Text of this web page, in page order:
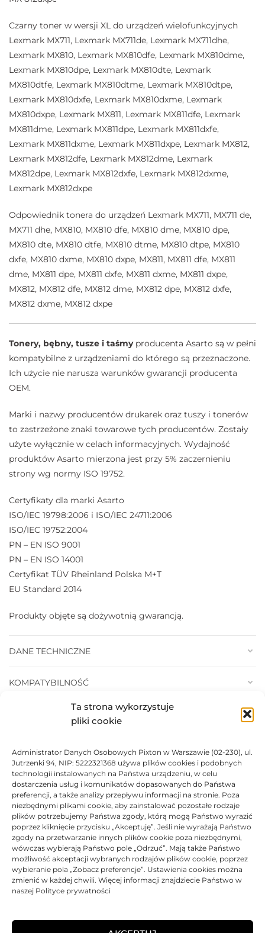
Ta strona wykorzystuje
pliki cookie
Administrator Danych Osobowych Pixton w Warszawie (02-230), ul.
Jutrzenki 94, NIP: 5222321368 używa plików cookies i podobnych
technologii instalowanych na Państwa urządzeniu, w celu
dostarczenia usług i komunikatów dopasowanych do Państwa
preferencji, a także analizy przepływu informacji na stronie. Poza
niezbędnymi plikami cookie, aby zainstalować pozostałe rodzaje
plików potrzebujemy Państwa zgody, którą mogą Państwo wyrazić
poprzez kliknięcie przycisku „Akceptuję”. Jeśli nie wyrażają Państwo
zgody na przetwarzanie innych plików cookie poza niezbędnymi,
wówczas wybierają Państwo pole „Odrzuć”. Mają także Państwo
możliwość akceptacji wybranych rodzajów plików cookie, poprzez
wybieranie pola „Zobacz preferencje”. Ustawienia cookies można
zmienić w każdej chwili. Więcej informacji znajdziecie Państwo w
naszej Polityce prywatności
Czarny toner w wersji XL do urządzeń wielofunkcyjnych
Lexmark MX711, Lexmark MX711de, Lexmark MX711dhe,
Lexmark MX810, Lexmark MX810dfe, Lexmark MX810dme,
Lexmark MX810dpe, Lexmark MX810dte, Lexmark
MX810dtfe, Lexmark MX810dtme, Lexmark MX810dtpe,
Lexmark MX810dxfe, Lexmark MX810dxme, Lexmark
MX810dxpe, Lexmark MX811, Lexmark MX811dfe, Lexmark
MX811dme, Lexmark MX811dpe, Lexmark MX811dxfe,
Lexmark MX811dxme, Lexmark MX811dxpe, Lexmark MX812,
Lexmark MX812dfe, Lexmark MX812dme, Lexmark
MX812dpe, Lexmark MX812dxfe, Lexmark MX812dxme,
Lexmark MX812dxpe
Odpowiednik tonera do urządzeń Lexmark MX711, MX711 de,
MX711 dhe, MX810, MX810 dfe, MX810 dme, MX810 dpe,
MX810 dte, MX810 dtfe, MX810 dtme, MX810 dtpe, MX810
dxfe, MX810 dxme, MX810 dxpe, MX811, MX811 dfe, MX811
dme, MX811 dpe, MX811 dxfe, MX811 dxme, MX811 dxpe,
MX812, MX812 dfe, MX812 dme, MX812 dpe, MX812 dxfe,
MX812 dxme, MX812 dxpe
Tonery, bębny, tusze i taśmyproducenta Asarto są w pełni
kompatybilne z urządzeniami do którego są przeznaczone.
Ich użycie nie narusza warunków gwarancji producenta
OEM.
Marki i nazwy producentów drukarek oraz tuszy i tonerów
to zastrzeżone znaki towarowe tych producentów. Zostały
użyte wyłącznie w celach informacyjnych. Wydajność
produktów Asarto mierzona jest przy 5% zaczernieniu
strony wg normy ISO 19752.
Certyfikaty dla marki Asarto
ISO/IEC 19798:2006 i ISO/IEC 24711:2006
ISO/IEC 19752:2004
PN – EN ISO 9001
PN – EN ISO 14001
Certyfikat TÜV Rheinland Polska M+T
EU Standard 2014
Produkty objęte są dożywotnią gwarancją.
DANE TECHNICZNE
KOMPATYBILNOŚĆ
OPINIE (0)
MOŻE SPODOBA SIĘ RÓWNIEŻ…
BRAK